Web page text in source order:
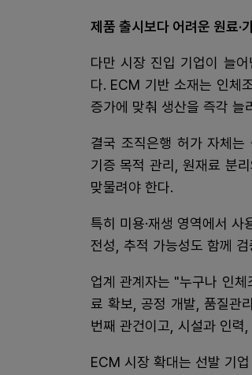
제품 출시보다 어려운 원료·
다만 시장 진입 기업이 늘
다. ECM 기반 소재는 인체
증가에 맞춰 생산을 즉각 늘
결국 조직은행 허가 자체
기증 목적 관리, 원재료 분
맞물려야 한다.
특히 미용·재생 영역에서
전성, 추적 가능성도 함께
업계 관계자는 "누구나 인
료 확보, 공정 개발, 품질관
번째 관건이고, 시설과 인력
ECM 시장 확대는 선발 기